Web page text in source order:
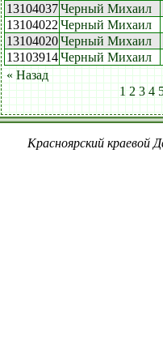
13104037 Черный Михаил
13104022 Черный Михаил
13104020 Черный Михаил
13103914 Черный Михаил
« Назад
1 2 3 4
Красноярский краевой